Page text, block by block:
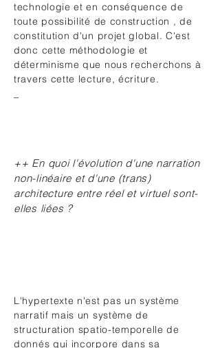
technologie et en conséquence de
toute possibilité de construction , de
constitution d'un projet global. C'est
donc cette méthodologie et
déterminisme que nous recherchons à
travers cette lecture, écriture.
++ En quoi l'évolution d'une narration
non-linéaire et d'une (trans)
architecture entre réel et virtuel sont-
elles liées ?
L'hypertexte n'est pas un système
narratif mais un système de
structuration spatio-temporelle de
donnés qui incorpore dans sa